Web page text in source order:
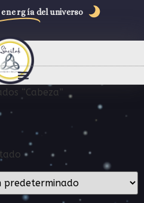
energía del universo
“Cabeza”